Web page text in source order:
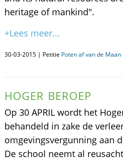
heritage of mankind".
+Lees meer...
30-03-2015 | Petitie Poten af van de Maan
HOGER BEROEP
Op 30 APRIL wordt het
behandeld in zake de
omgevingsvergunning aan
De school neemt al